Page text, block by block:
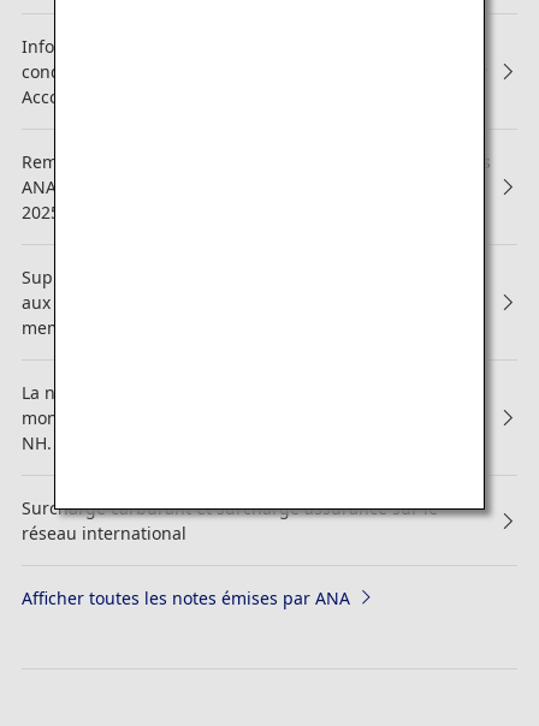
Informations sur les modifications apportées aux
conditions générales du service ANA Mileage Club Family
Account
Remaniement partiel des services réservés aux adhérents
ANA Mileage Club (Dernière mise à jour : 3 septembre
2025)
Suppression des agendas, calendriers et carnets offerts
aux membres des services Diamond et Platinum et aux
membres Super Flyers
La nouvelle vidéo à bord sur la sécurité a déjà été
montrée sur les appareils "Pikachu Jet NH" et "Eevee Jet
NH.
Surcharge carburant et surcharge assurance sur le
réseau international
Afficher toutes les notes émises par ANA